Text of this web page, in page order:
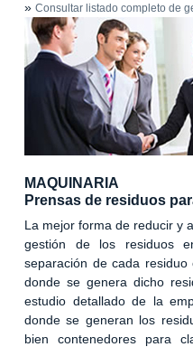
» Consultar listado completo de
MAQUINARIA
Prensas de residuos
La mejor forma de reducir y
gestión de los residuos
separación de cada
donde se genera dicho
estudio detallado de la
donde se generan los
bien contenedores para